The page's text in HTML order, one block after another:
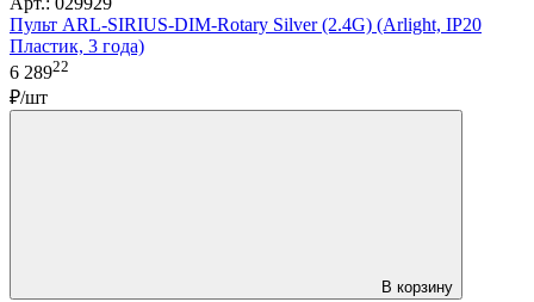
Пульт ARL-SIRIUS-DIM-Rotary Silver (2.4G) (Arlight, IP20
Пластик, 3 года)
6 28922
₽/шт
В корзину